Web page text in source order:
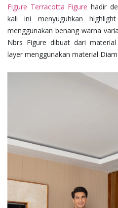
Figure Terracotta Figure hadir
kali ini menyuguhkan
menggunakan benang warna
Nbrs Figure dibuat dari
layer menggunakan material